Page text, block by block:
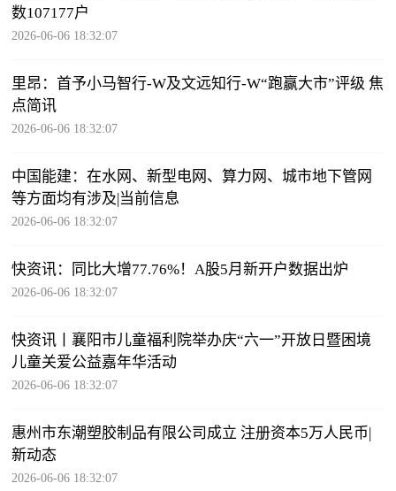
数107177户
2026-06-06 18:32:07
里昂：首予小马智行-W及文远知行-W“跑赢大市”评级 焦
点简讯
2026-06-06 18:32:07
中国能建：在水网、新型电网、算力网、城市地下管网
等方面均有涉及|当前信息
2026-06-06 18:32:07
快资讯：同比大增77.76%！A股5月新开户数据出炉
2026-06-06 18:32:07
快资讯丨​襄阳市儿童福利院举办庆“六一”开放日暨困境
儿童关爱公益嘉年华活动
2026-06-06 18:32:07
惠州市东潮塑胶制品有限公司成立 注册资本5万人民币|
新动态
2026-06-06 18:32:07